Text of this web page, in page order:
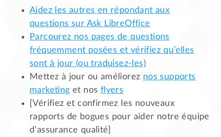
Aidez les autres en répondant aux
questions sur Ask LibreOffice
Parcourez nos pages de questions
fréquemment posées et vérifiez qu’elles
sont à jour (ou traduisez-les)
Mettez à jour ou améliorez nos supports
marketing et nos flyers
[Vérifiez et confirmez les nouveaux
rapports de bogues pour aider notre équipe
d’assurance qualité]